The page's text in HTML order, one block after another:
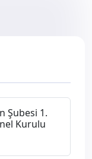
Şubesi 1.
Kurulu